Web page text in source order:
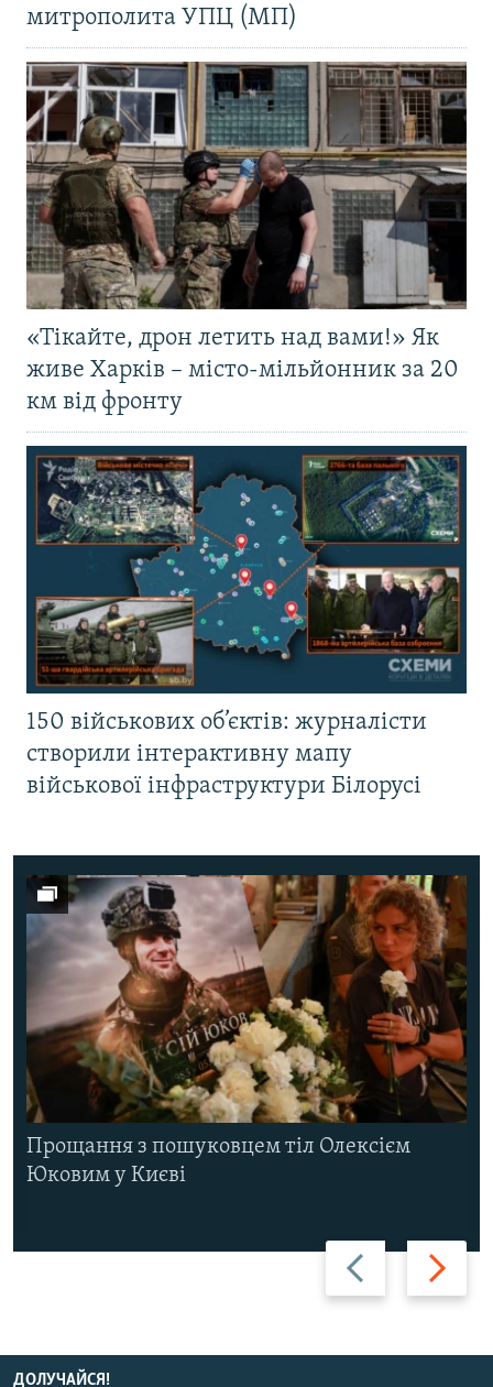
митрополита УПЦ (МП)
«Тікайте, дрон летить над вами!» Як
живе Харків – місто-мільйонник за 20
км від фронту
150 військових об’єктів: журналісти
створили інтерактивну мапу
військової інфраструктури Білорусі
Назад Вперед
Прощання з пошуковцем тіл Олексієм
Юковим у Києві
ДОЛУЧАЙСЯ!